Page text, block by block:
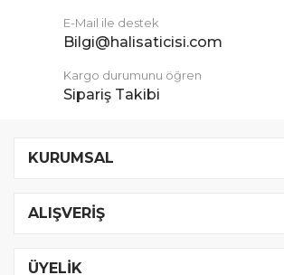
E-Mail ile destek
Bilgi@halisaticisi.com
Kargo durumunu öğren
Sipariş Takibi
KURUMSAL
ALIŞVERİŞ
ÜYELİK